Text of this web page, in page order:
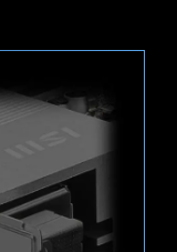
流或PWM哪種
和進行降噪。
為流暢，並確
之中。
啟動遊戲、下
128
128 GB/s，
工
藝（Surface
和電噪聲、充